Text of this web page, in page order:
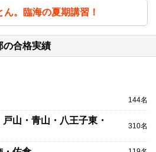
。臨海の夏期講習！
合格実績
144名
山・青山・八王子東・
310名